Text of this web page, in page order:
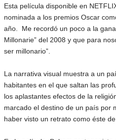
Esta película disponible en
nominada a los premios Oscar
año. Me recordó un poco a la
Millonarie” del 2008 y que para
ser millonario”.
La narrativa visual muestra a un
habitantes en el que saltan las
los aplastantes efectos de la
marcado el destino de un país por
haber visto un retrato como éste